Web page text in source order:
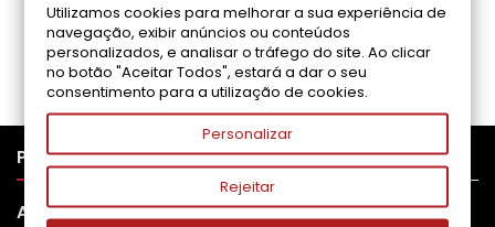
Seja o primeiro a fazer uma avaliação
PRODUTOS 
APOIO AO CLIENTE 
Utilizamos cookies para melhorar a sua experiência de
navegação, exibir anúncios ou conteúdos
personalizados, e analisar o tráfego do site. Ao clicar
no botão "Aceitar Todos", estará a dar o seu
consentimento para a utilização de cookies.
Personalizar
Rejeitar